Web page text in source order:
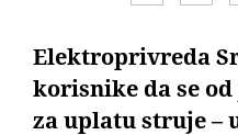
Elektroprivreda
korisnike da se
za uplatu struje –